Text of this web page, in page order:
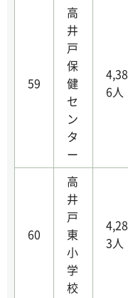
59
高
井
戸
保
健
セ
ン
タ
ー
4,38
6人
60
高
井
戸
東
小
学
校
4,28
3人